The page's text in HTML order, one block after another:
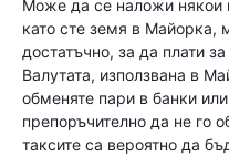
Може да се наложи някои
като сте земя в Майорка,
достатъчно, за да плати
Валутата, използвана в
обменяте пари в банки
препоръчително да не го
таксите са вероятно да